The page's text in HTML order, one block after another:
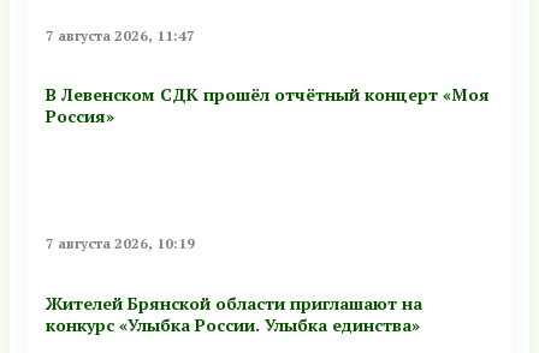
7 августа 2026, 11:47
В Левенском СДК прошёл отчётный концерт «Моя
Россия»
7 августа 2026, 10:19
Жителей Брянской области приглашают на
конкурс «Улыбка России. Улыбка единства»